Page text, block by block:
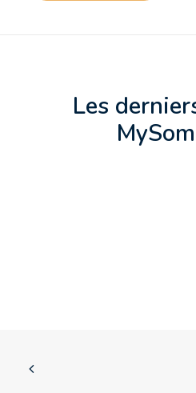
Les